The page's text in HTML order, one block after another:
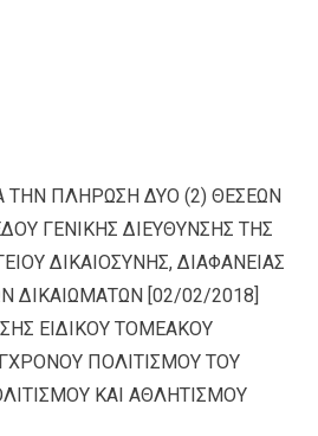
ΤΗΝ ΠΛΗΡΩΣΗ ΔΥΟ (2) ΘΕΣΕΩΝ
ΓΕΝΙΚΗΣ ΔΙΕΥΘΥΝΣΗΣ ΤΗΣ
ΔΙΚΑΙΟΣΥΝΗΣ, ΔΙΑΦΑΝΕΙΑΣ
ΔΙΚΑΙΩΜΑΤΩΝ [02/02/2018]
ΕΙΔΙΚΟΥ ΤΟΜΕΑΚΟΥ
ΠΟΛΙΤΙΣΜΟΥ ΤΟΥ
ΚΑΙ ΑΘΛΗΤΙΣΜΟΥ